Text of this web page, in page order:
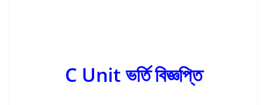
C Unit ভর্তি বিজ্ঞপ্তি